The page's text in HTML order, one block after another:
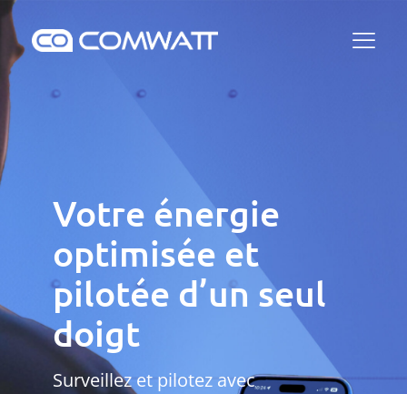
Votre énergie
optimisée et
pilotée d’un seul
doigt
Surveillez et pilotez avec